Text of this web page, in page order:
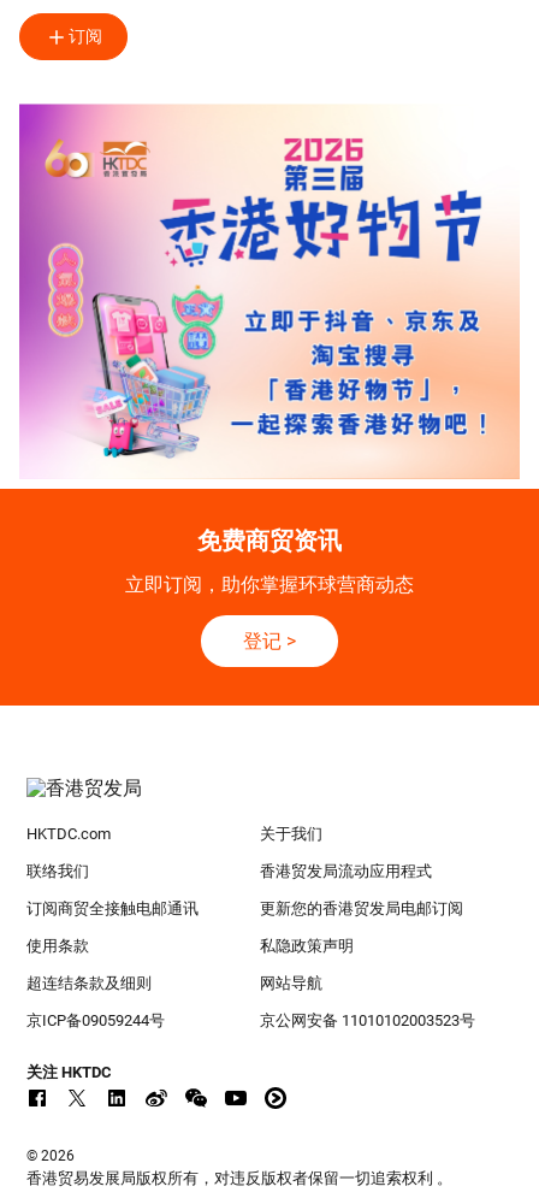
订阅
免费商贸资讯
立即订阅，助你掌握环球营商动态
登记 >
HKTDC.com 关于我们
联络我们 香港贸发局流动应用程式
订阅商贸全接触电邮通讯 更新您的香港贸发局电邮订阅
使用条款 私隐政策声明
超连结条款及细则 网站导航
京ICP备09059244号 京公网安备 11010102003523号
关注 HKTDC
© 2026
香港贸易发展局版权所有，对违反版权者保留一切追索权利 。